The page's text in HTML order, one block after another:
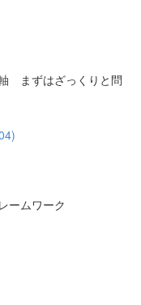
まずはざっくりと問
ームワーク